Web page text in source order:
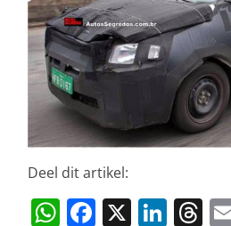
Deel dit artikel:
W F X Li T